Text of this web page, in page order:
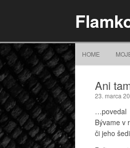
HOME
Ani
23. marca
…povedal
Bývame v
či jeho